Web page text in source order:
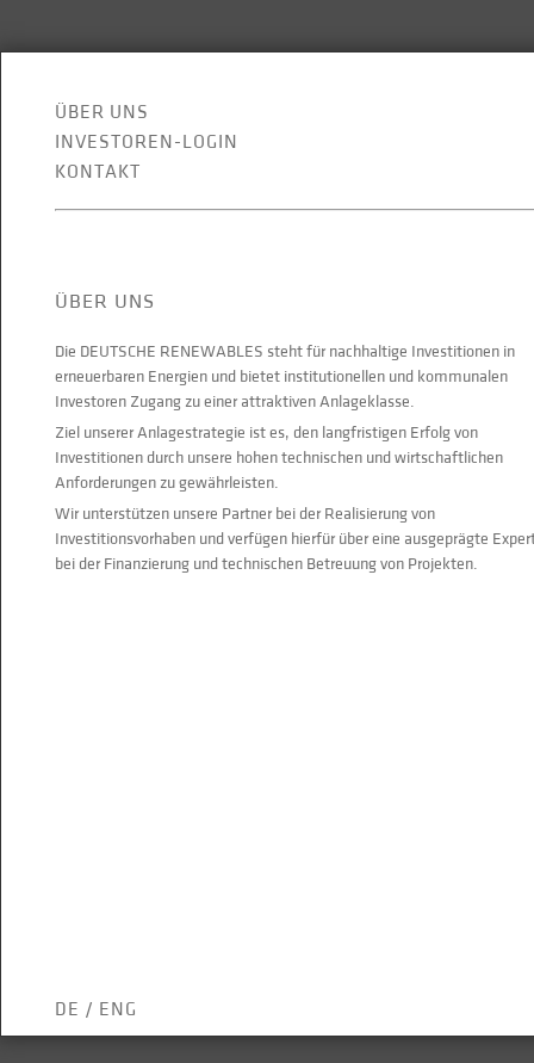
ÜBER UNS
INVESTOREN-LOGIN
KONTAKT
ÜBER UNS
Die DEUTSCHE RENEWABLES steht für nachhaltige Investitionen in
erneuerbaren Energien und bietet institutionellen und kommunalen
Investoren Zugang zu einer attraktiven Anlageklasse.
Ziel unserer Anlagestrategie ist es, den langfristigen Erfolg von
Investitionen durch unsere hohen technischen und wirtschaftlichen
Anforderungen zu gewährleisten.
Wir unterstützen unsere Partner bei der Realisierung von
Investitionsvorhaben und verfügen hierfür über eine ausgeprägte
bei der Finanzierung und technischen Betreuung von Projekten.
DE / ENG